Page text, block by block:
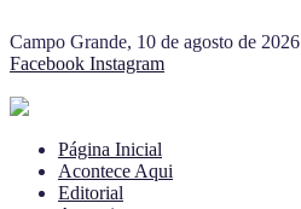
Campo Grande, 10 de agosto de 2026
Facebook Instagram
Página Inicial
Acontece Aqui
Editorial